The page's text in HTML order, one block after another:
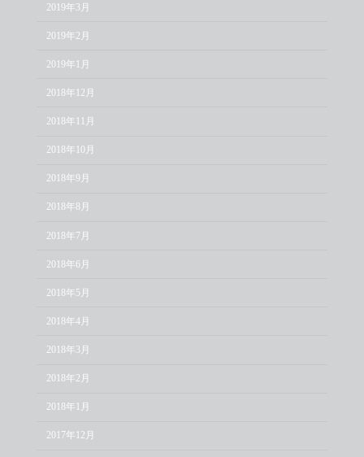
2019年3月
2019年2月
2019年1月
2018年12月
2018年11月
2018年10月
2018年9月
2018年8月
2018年7月
2018年6月
2018年5月
2018年4月
2018年3月
2018年2月
2018年1月
2017年12月